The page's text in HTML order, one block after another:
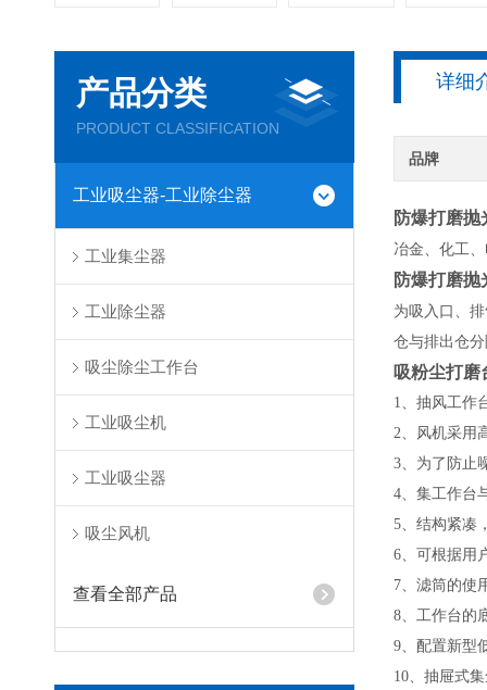
产品分类
PRODUCT CLASSIFICATION
工业吸尘器-工业除尘器
工业集尘器
工业除尘器
吸尘除尘工作台
工业吸尘机
工业吸尘器
吸尘风机
查看全部产品
详细
品牌
防爆打磨
冶金、化工
防爆打磨
为吸入口、
仓与排出仓
吸粉尘打磨
1、抽风工作
2、风机采用
3、为了防止
4、集工作台
5、结构紧凑
6、可根据用
7、滤筒的使
8、工作台的
9、配置新型
10、抽屉式